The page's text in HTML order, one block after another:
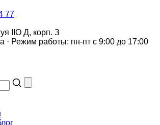
77
IIO Д, корп. З
· Режим работы: пн-пт с 9:00 до 17:00